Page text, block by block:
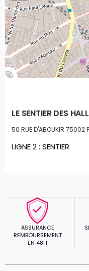
LE SENTIER DES
50 RUE D'ABOUKIR 75002
LIGNE 2 : SENTIER
ASSURANCE
REMBOURSEMENT
EN 48H